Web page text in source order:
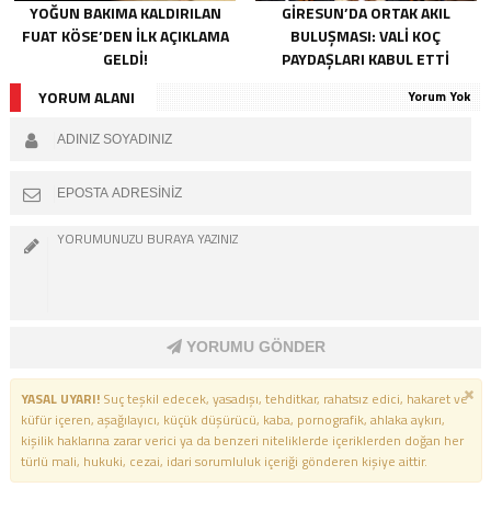
YOĞUN BAKIMA KALDIRILAN
FUAT KÖSE’DEN İLK AÇIKLAMA
GELDI!
GIRESUN’DA ORTAK AKIL
BULUŞMASI: VALI KOÇ
PAYDAŞLARI KABUL ETTI
YORUM ALANI
Yorum Yok
YORUMU GÖNDER
YASAL UYARI!Suç teşkil edecek, yasadışı, tehditkar, rahatsız edici, hakaret ve
küfür içeren, aşağılayıcı, küçük düşürücü, kaba, pornografik, ahlaka aykırı,
kişilik haklarına zarar verici ya da benzeri niteliklerde içeriklerden doğan her
türlü mali, hukuki, cezai, idari sorumluluk içeriği gönderen kişiye aittir.